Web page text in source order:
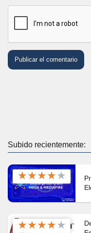
Subido recientemente:
★★★★★
★★★★★